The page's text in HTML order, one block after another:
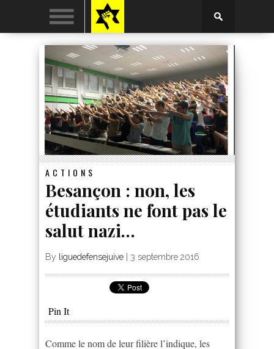
ACTIONS
Besançon : non, les
étudiants ne font pas le
salut nazi…
By liguedefensejuive 3 septembre 2016
Pin It
Comme le nom de leur filière l’indique, les